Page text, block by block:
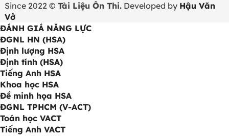
Since 2022 © Tài Liệu Ôn Thi.Developed by Hậu Văn
Vở
ĐÁNH GIÁ NĂNG LỰC
ĐGNL HN (HSA)
Định lượng HSA
Định tính (HSA)
Tiếng Anh HSA
Khoa học HSA
Đề minh họa HSA
ĐGNL TPHCM (V-ACT)
Toán học VACT
Tiếng Anh VACT